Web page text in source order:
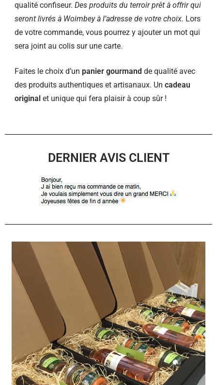
qualité confiseur. Des produits du terroir prêt à offrir qui
seront livrés à Woimbey à l’adresse de votre choix. Lors
de votre commande, vous pourrez y ajouter un mot qui
sera joint au colis sur une carte.
Faites le choix d’un panier gourmand de qualité avec
des produits authentiques et artisanaux. Un cadeau
original et unique qui fera plaisir à coup sûr !
DERNIER AVIS CLIENT